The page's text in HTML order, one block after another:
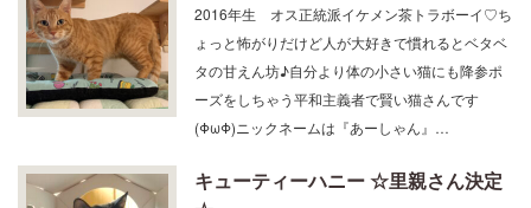
2016年生 オス正統派イケメン茶トラボーイ♡ち
ょっと怖がりだけど人が大好きで慣れるとベタベ
タの甘えん坊♪自分より体の小さい猫にも降参ポ
ーズをしちゃう平和主義者で賢い猫さんです
(ΦωΦ)ニックネームは『あーしゃん』…
キューティーハニー ☆里親さん決定